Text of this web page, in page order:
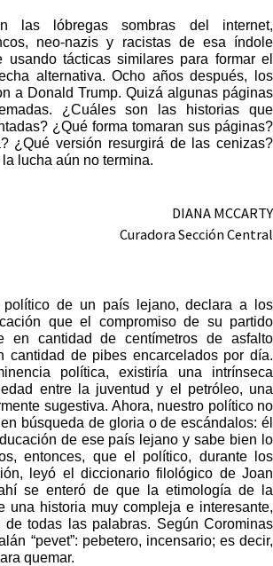
las lóbregas sombras del internet,
neo-nazis y racistas de esa índole
usando tácticas similares para formar el
alternativa. Ocho años después, los
a Donald Trump. Quizá algunas páginas
¿Cuáles son las historias que
¿Qué forma tomaran sus páginas?
¿Qué versión resurgirá de las cenizas?
lucha aún no termina.
DIANA MCCARTY
Curadora Sección Central
político de un país lejano, declara a los
que el compromiso de su partido
en cantidad de centímetros de asfalto
cantidad de pibes encarcelados por día.
política, existiría una intrínseca
entre la juventud y el petróleo, una
sugestiva. Ahora, nuestro político no
búsqueda de gloria o de escándalos: él
de ese país lejano y sabe bien lo
entonces, que el político, durante los
leyó el diccionario filológico de Joan
se enteró de que la etimología de la
una historia muy compleja e interesante,
todas las palabras. Según Corominas
“pevet”: pebetero, incensario; es decir,
quemar.